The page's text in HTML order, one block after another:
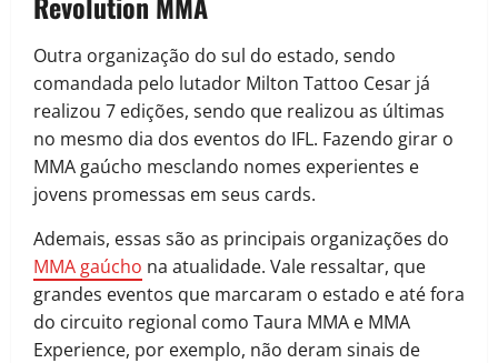
Outra organização do sul do estado, sendo
comandada pelo lutador Milton Tattoo Cesar já
realizou 7 edições, sendo que realizou as últimas
no mesmo dia dos eventos do IFL. Fazendo girar o
MMA gaúcho mesclando nomes experientes e
jovens promessas em seus cards.
Ademais, essas são as principais organizações do
MMA gaúcho na atualidade. Vale ressaltar, que
grandes eventos que marcaram o estado e até fora
do circuito regional como Taura MMA e MMA
Experience, por exemplo, não deram sinais de